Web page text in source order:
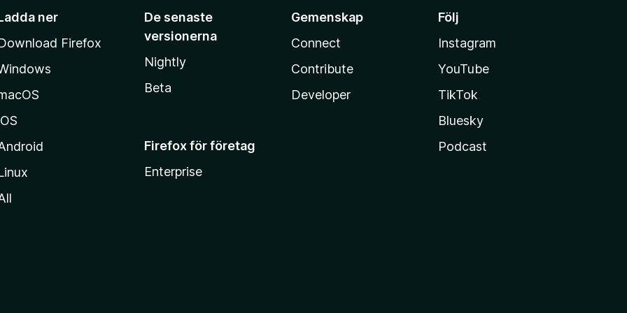
ner
Firefox
De senaste
versionerna
Nightly
Beta
Firefox för företag
Enterprise
Gemenskap
Connect
Contribute
Developer
Följ
Instagram
YouTube
TikTok
Bluesky
Podcast